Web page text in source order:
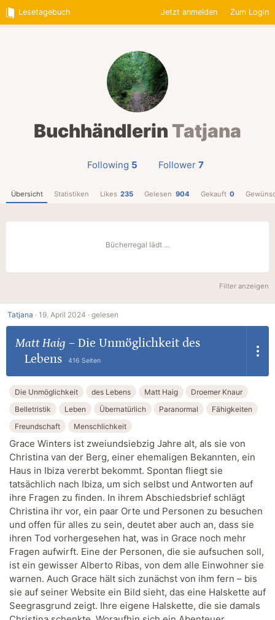
Lesetagebuch Jetzt anmelden Zum Login
Buchhändlerin Tatjana
Following 5 Follower 7
Übersicht Statistiken Likes 235 Gelesen 904 Gekauft 0
Bücherregal lädt …
Filter anzeigen
Tatjana · 19. April 2024 · gelesen
Matt Haig – Die Unmöglichkeit des
Lebens
416 Seiten
Die Unmöglichkeit des Lebens Matt Haig
Droemer Knaur
Belletristik
Leben Übernatürlich Paranormal
Fähigkeiten
Freundschaft
Menschlichkeit
Grace Winters ist zweiundsiebzig Jahre alt, als sie von
Christina van der Berg, einer ehemaligen Bekannten, ein
Haus in Ibiza vererbt bekommt. Spontan fliegt sie
tatsächlich nach Ibiza, um sich selbst und Antworten auf
ihre Fragen zu finden. In ihrem Abschiedsbrief schlägt
Christina ihr vor, ein paar Orte und Personen zu besuchen
und offen für alles zu sein, deutet aber auch an, dass sie
ihren Tod vorhergesehen hat, was in Grace noch mehr
Fragen aufwirft. Eine der Personen, die sie aufsuchen soll,
ist ein gewisser Alberto Ribas, von dem alle Einwohner sie
warnen. Auch Grace hält sich zunächst von ihm fern – bis
sie auf seiner Website ein Bild sieht, das eine Halskette auf
Seegrasgrund zeigt. Ihre eigene Halskette, die sie damals